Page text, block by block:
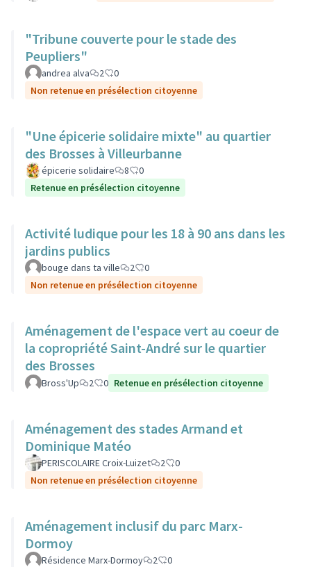
"Tribune couverte pour le stade des
Peupliers"
andrea alva 2
0
Non retenue en présélection citoyenne
"Une épicerie solidaire mixte" au quartier
des Brosses à Villeurbanne
épicerie solidaire 8
0
Retenue en présélection citoyenne
Activité ludique pour les 18 à 90 ans dans les
jardins publics
bouge dans ta ville 2
0
Non retenue en présélection citoyenne
Aménagement de l'espace vert au coeur de
la copropriété Saint-André sur le quartier
des Brosses
Bross'Up 2 0 Retenue en présélection citoyenne
Aménagement des stades Armand et
Dominique Matéo
PERISCOLAIRE Croix-Luizet 2
0
Non retenue en présélection citoyenne
Aménagement inclusif du parc Marx-
Dormoy
Résidence Marx-Dormoy 2
0